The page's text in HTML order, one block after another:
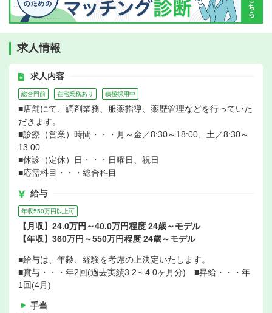
求人情報
求人内容
総合門前 在宅業務あり 積極採用中
■店舗にて、調剤業務、服薬指導、薬歴管理などを行っていた
だきます。
■診療（営業）時間・・・月～金／8:30～18:00、土／8:30～
13:00
■休診（定休）日・・・日曜日、祝日
■応需科目・・・総合科目
給与
年収550万円以上可
【月収】24.0万円～40.0万円程度 24歳～モデル
【年収】360万円～550万円程度 24歳～モデル
■給与は、年齢、経験を考慮の上決定いたします。
■賞与・・・年2回(過去実績3.2～4.0ヶ月分) ■昇給・・・年
1回(4月)
手当